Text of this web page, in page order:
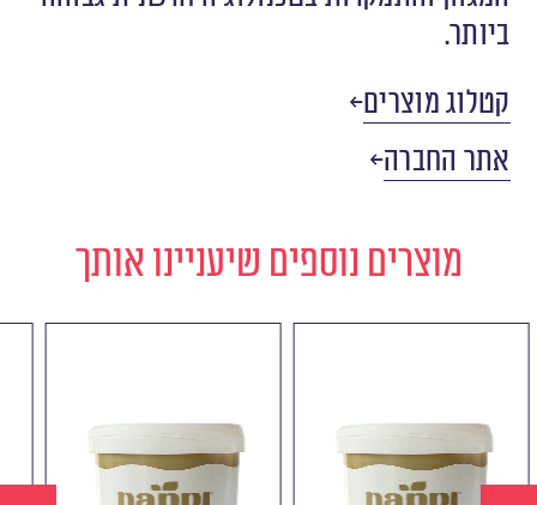
‬ביותר. ‬
קטלוג מוצרים
אתר החברה
מוצרים נוספים שיעניינו אותך